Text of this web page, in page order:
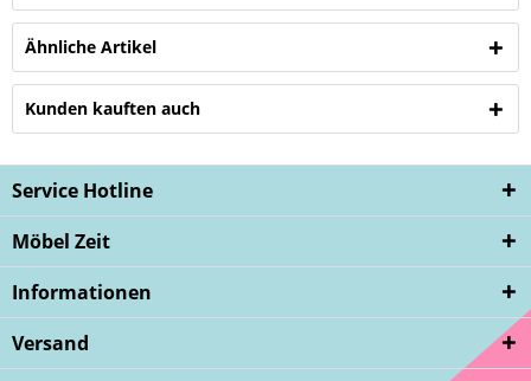
Ähnliche Artikel
Kunden kauften auch
Service Hotline
Möbel Zeit
Informationen
Versand